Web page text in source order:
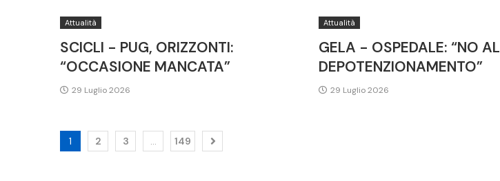
Attualità
SCICLI - PUG, ORIZZONTI:
“OCCASIONE MANCATA”
29 Luglio 2026
Attualità
GELA - OSPEDALE: “NO AL
DEPOTENZIONAMENTO”
29 Luglio 2026
1 2 3 … 149